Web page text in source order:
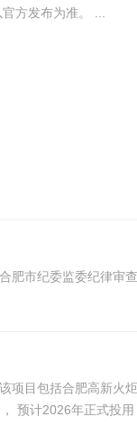
伙伴稳定经营。全线纯净水终端零售价不变，消费者购买价格无变化。请广大消费者放心购买，相关信息以官方发布为准。 ...
肥市纪委监委纪律审
目包括合肥高新火
预计2026年正式投用